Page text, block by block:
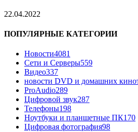
22.04.2022
ПОПУЛЯРНЫЕ КАТЕГОРИИ
Новости4081
Сети и Серверы559
Видео337
новости DVD и домашних
ProAudio289
Цифровой звук287
Телефоны198
Ноутбуки и планшетные ПК170
Цифровая фотография98